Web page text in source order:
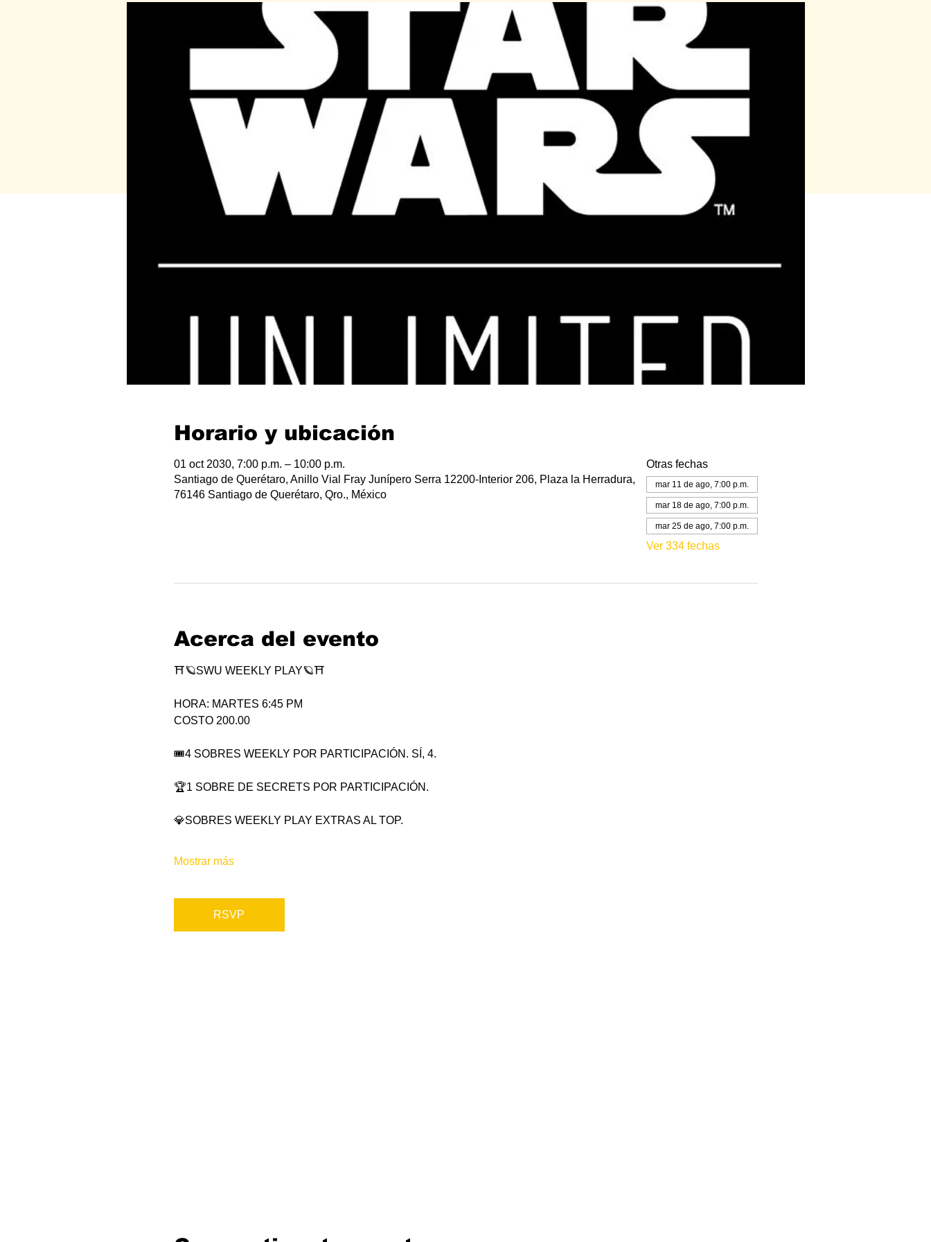
Horario y ubicación
01 oct 2030, 7:00 p.m. – 10:00 p.m.
Santiago de Querétaro, Anillo Vial Fray Junípero Serra 12200-Interior 206, Plaza la Herradura,
76146 Santiago de Querétaro, Qro., México
Otras fechas
mar 11 de ago, 7:00 p.m.
mar 18 de ago, 7:00 p.m.
mar 25 de ago, 7:00 p.m.
Ver 334 fechas
Acerca del evento
⛩🪐SWU WEEKLY PLAY🪐⛩
HORA: MARTES 6:45 PM
COSTO 200.00
🎟4 SOBRES WEEKLY POR PARTICIPACIÓN. SÍ, 4.
🏆1 SOBRE DE SECRETS POR PARTICIPACIÓN.
💎SOBRES WEEKLY PLAY EXTRAS AL TOP.
Mostrar más
RSVP